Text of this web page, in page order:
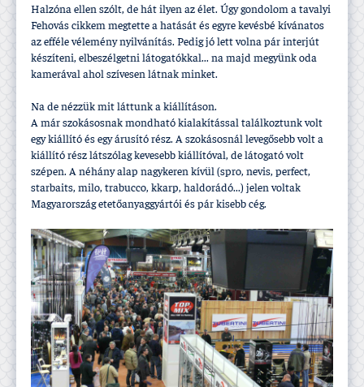
Halzóna ellen szólt, de hát ilyen az élet. Úgy gondolom a tavalyi
Fehovás cikkem megtette a hatását és egyre kevésbé kí­vánatos
az efféle vélemény nyilvání­tás. Pedig jó lett volna pár interjút
készí­teni, elbeszélgetni látogatókkal... na majd megyünk oda
kamerával ahol szí­vesen látnak minket.
Na de nézzük mit láttunk a kiállí­táson.
A már szokásosnak mondható kialakí­tással találkoztunk volt
egy kiállí­tó és egy árusí­tó rész. A szokásosnál levegősebb volt a
kiállí­tó rész látszólag kevesebb kiállí­tóval, de látogató volt
szépen. A néhány alap nagykeren kí­vül (spro, nevis, perfect,
starbaits, milo, trabucco, kkarp, haldorádó...) jelen voltak
Magyarország etetőanyaggyártói és pár kisebb cég.